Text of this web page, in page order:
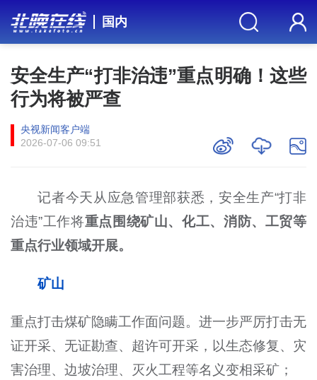
国内
安全生产“打非治违”重点明确！这些
行为将被严查
央视新闻客户端
2026-07-06 09:51
记者今天从应急管理部获悉，安全生产“打非
治违”工作将重点围绕矿山、化工、消防、工贸等
重点行业领域开展。
矿山
重点打击煤矿隐瞒工作面问题。进一步严厉打击无
证开采、无证勘查、超许可开采，以生态修复、灾
害治理、边坡治理、灭火工程等名义变相采矿；